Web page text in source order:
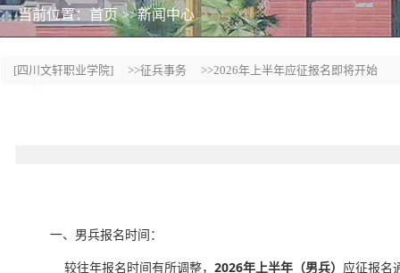
[四川文轩职业学院] >>征兵事务 >>2026年上半年应征报名即将开始
一、男兵报名时间：
较往年报名时间有所调整， 2026年上半年（男兵） 应征报名
当前位置：首页>>新闻中心